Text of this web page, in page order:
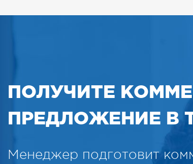
ПОЛУЧИТЕ
ПРЕДЛОЖЕНИЕ В
Менеджер подготовит